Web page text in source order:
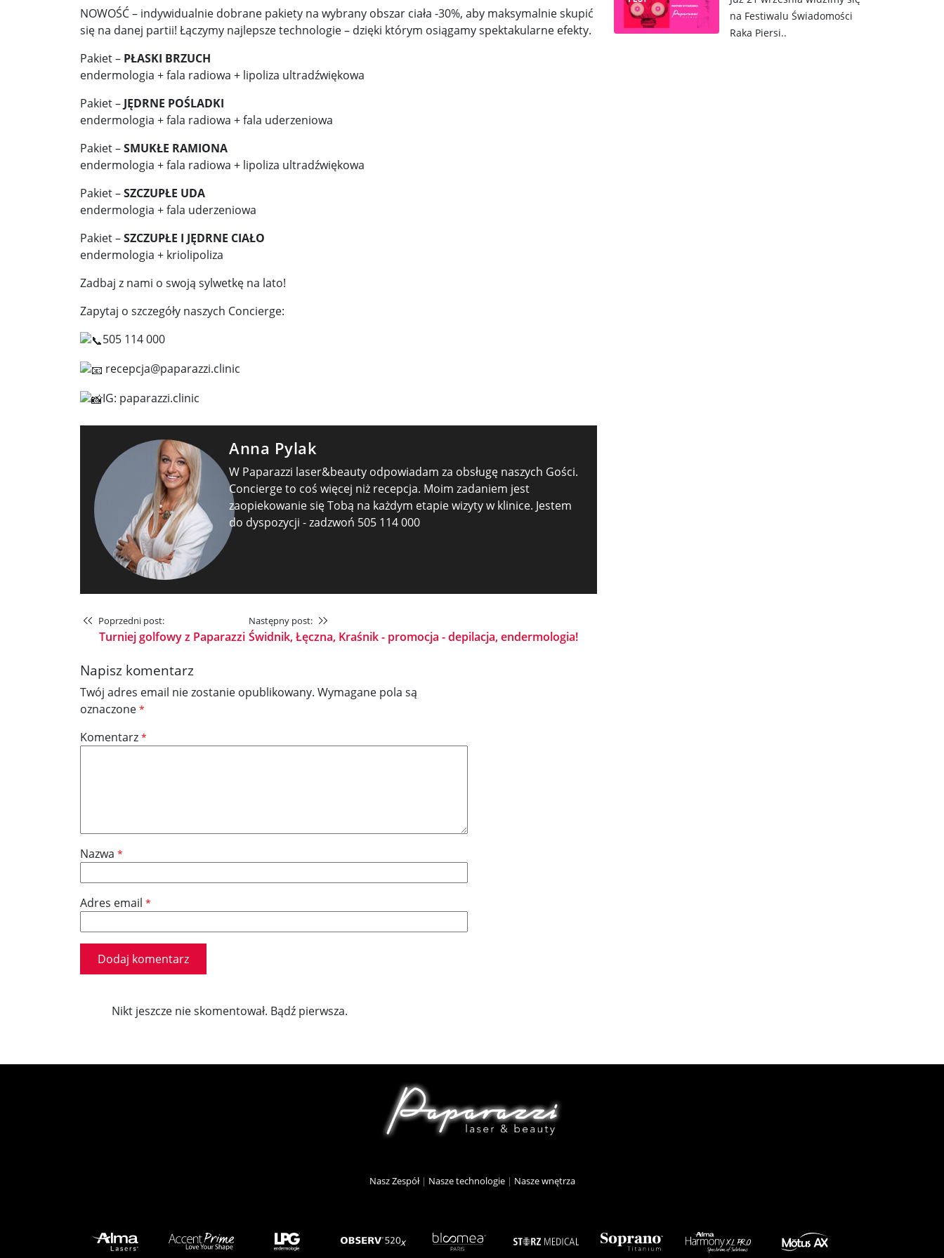
NOWOŚĆ – indywidualnie dobrane pakiety na wybrany obszar ciała -30%, aby maksymalnie skupić
się na danej partii! Łączymy najlepsze technologie – dzięki którym osiągamy spektakularne efekty.
Pakiet – PŁASKI BRZUCH
endermologia + fala radiowa + lipoliza ultradźwiękowa
Pakiet –JĘDRNE POŚLADKI
endermologia + fala radiowa + fala uderzeniowa
Pakiet –SMUKŁE RAMIONA
endermologia + fala radiowa + lipoliza ultradźwiękowa
Pakiet –SZCZUPŁE UDA
endermologia + fala uderzeniowa
Pakiet –SZCZUPŁE I JĘDRNE CIAŁO
endermologia + kriolipoliza
Zadbaj z nami o swoją sylwetkę na lato!
Zapytaj o szczegóły naszych Concierge:
505 114 000
recepcja@paparazzi.clinic
IG: paparazzi.clinic
Anna Pylak
W Paparazzi laser&beauty odpowiadam za obsługę naszych Gości.
Concierge to coś więcej niż recepcja. Moim zadaniem jest
zaopiekowanie się Tobą na każdym etapie wizyty w klinice. Jestem
do dyspozycji - zadzwoń 505 114 000
Poprzedni post:
Turniej golfowy z Paparazzi
Następny post:
Świdnik, Łęczna, Kraśnik - promocja - depilacja, endermologia!
Napisz komentarz
Twój adres email nie zostanie opublikowany. Wymagane pola są
oznaczone *
Komentarz *
Nazwa *
Adres email *
Nikt jeszcze nie skomentował. Bądź pierwsza.
na Festiwalu Świadomości
Raka Piersi..
Nasz Zespół| Nasze technologie| Nasze wnętrza